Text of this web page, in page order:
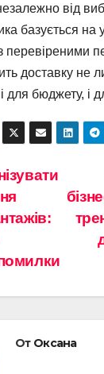
від
базується на
перевіреними
доставку не
для бюджету, і
От Оксана